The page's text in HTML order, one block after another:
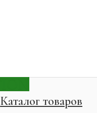
Каталог товаров